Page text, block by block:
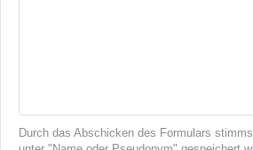
Durch das Abschicken des Formulars